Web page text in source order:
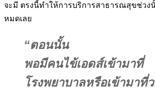
จะมี ตรงนี้ทำให้การบริการสาธารณสุขช่วง
หมดเลย
“ตอนนั้น
พอมีคนไข้เอดส์เข้ามาที่
โรงพยาบาลหรือเข้ามาที่